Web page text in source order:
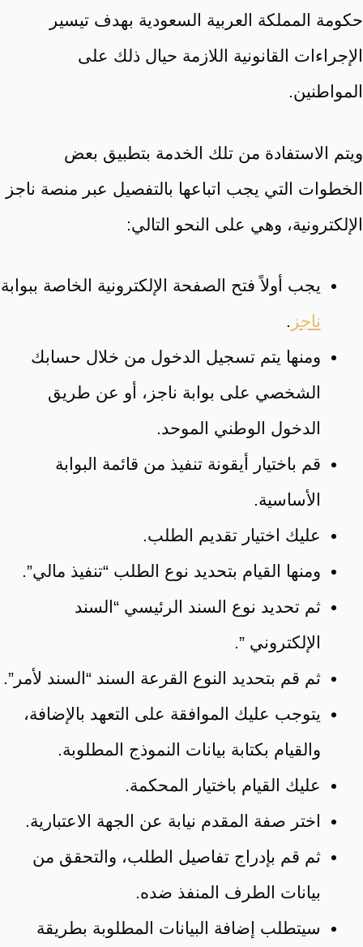
حكومة المملكة العربية السعودية بهدف تيسير
الإجراءات القانونية اللازمة حيال ذلك على
المواطنين.
ويتم الاستفادة من تلك الخدمة بتطبيق بعض
الخطوات التي يجب اتباعها بالتفصيل عبر منصة ناجز
الإلكترونية، وهي على النحو التالي:
يجب أولاً فتح الصفحة الإلكترونية الخاصة ببوابة
ناجز .
ومنها يتم تسجيل الدخول من خلال حسابك
الشخصي على بوابة ناجز، أو عن طريق
الدخول الوطني الموحد.
قم باختيار أيقونة تنفيذ من قائمة البوابة
الأساسية.
عليك اختيار تقديم الطلب.
ومنها القيام بتحديد نوع الطلب “تنفيذ مالي”.
ثم تحديد نوع السند الرئيسي “السند
الإلكتروني ”.
ثم قم بتحديد النوع القرعة السند “السند لأمر”.
يتوجب عليك الموافقة على التعهد بالإضافة،
والقيام بكتابة بيانات النموذج المطلوبة.
عليك القيام باختيار المحكمة.
اختر صفة المقدم نيابة عن الجهة الاعتبارية.
ثم قم بإدراج تفاصيل الطلب، والتحقق من
بيانات الطرف المنفذ ضده.
سيتطلب إضافة البيانات المطلوبة بطريقة